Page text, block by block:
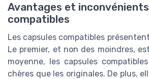
Avantages et
compatibles
Les capsules compatibles
Le premier, et non des moindres,
moyenne, les capsules
chères que les originales. De plus,